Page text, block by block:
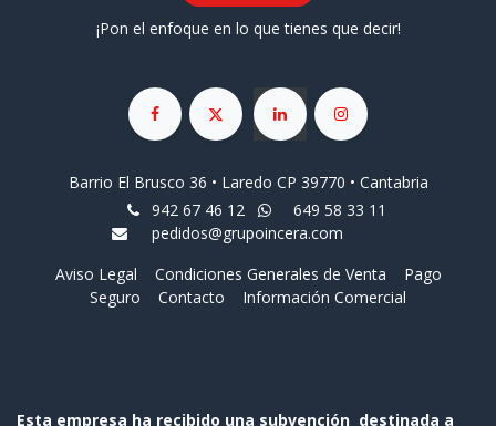
¡Pon el enfoque en lo que tienes que decir!
Barrio El Brusco 36 • Laredo CP 39770 • Cantabria
942 67 46 12
649 58 33 11
pedidos@grupoincera.com
Aviso Legal
Condiciones Generales de Venta
Pago
Seguro
Contacto Información Comercial
Esta empresa ha recibido una subvención destinada a